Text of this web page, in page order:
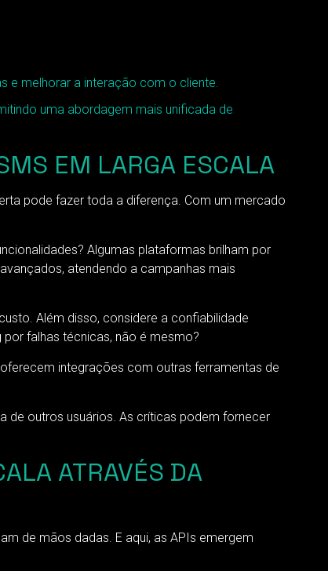
e melhorar a interação com o cliente.
uma abordagem mais unificada de
EM LARGA ESCALA
pode fazer toda a diferença. Com um mercado
Algumas plataformas brilham por
atendendo a campanhas mais
Além disso, considere a confiabilidade
falhas técnicas, não é mesmo?
integrações com outras ferramentas de
de outros usuários. As críticas podem fornecer
ATRAVÉS DA
de mãos dadas. E aqui, as APIs emergem